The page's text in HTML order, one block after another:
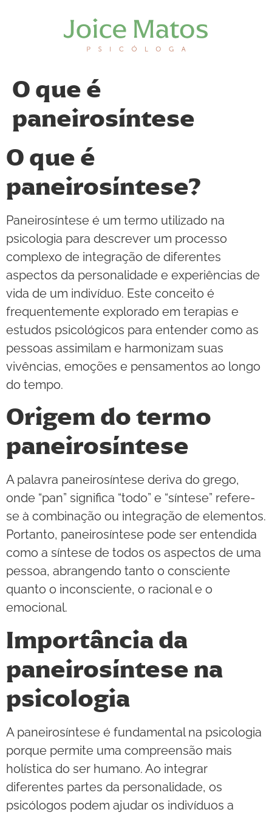
O que é
paneirosíntese
O que é
paneirosíntese?
Paneirosíntese é um termo utilizado na
psicologia para descrever um processo
complexo de integração de diferentes
aspectos da personalidade e experiências de
vida de um indivíduo. Este conceito é
frequentemente explorado em terapias e
estudos psicológicos para entender como as
pessoas assimilam e harmonizam suas
vivências, emoções e pensamentos ao longo
do tempo.
Origem do termo
paneirosíntese
A palavra paneirosíntese deriva do grego,
onde “pan” significa “todo” e “síntese” refere-
se à combinação ou integração de elementos.
Portanto, paneirosíntese pode ser entendida
como a síntese de todos os aspectos de uma
pessoa, abrangendo tanto o consciente
quanto o inconsciente, o racional e o
emocional.
Importância da
paneirosíntese na
psicologia
A paneirosíntese é fundamental na psicologia
porque permite uma compreensão mais
holística do ser humano. Ao integrar
diferentes partes da personalidade, os
psicólogos podem ajudar os indivíduos a